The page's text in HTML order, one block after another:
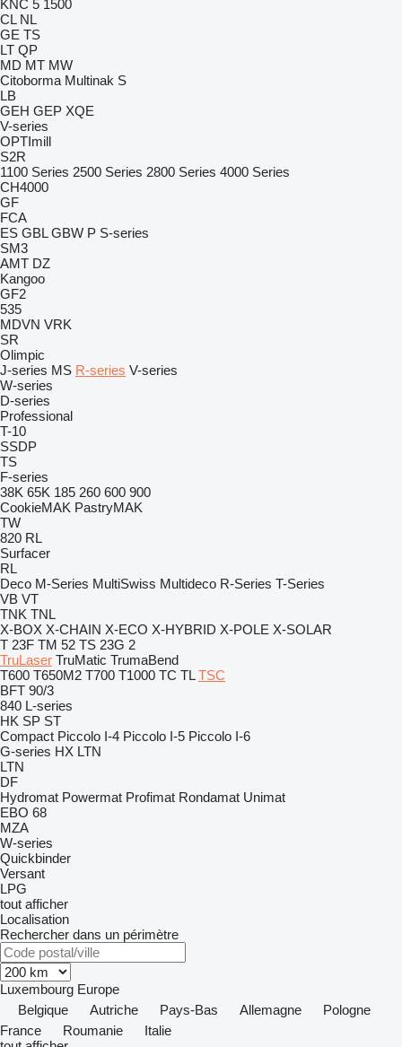
KNC 5 1500
CL NL
GE TS
LT QP
MD MT MW
Citoborma Multinak S
LB
GEH GEP XQE
V-series
OPTImill
S2R
1100 Series 2500 Series 2800 Series 4000 Series
CH4000
GF
FCA
ES GBL GBW P S-series
SM3
AMT DZ
Kangoo
GF2
535
MDVN VRK
SR
Olimpic
J-series MS R-series V-series
W-series
D-series
Professional
T-10
SSDP
TS
F-series
38K 65K 185 260 600 900
CookieMAK PastryMAK
TW
820 RL
Surfacer
RL
Deco M-Series MultiSwiss Multideco R-Series T-Series
VB VT
TNK TNL
X-BOX X-CHAIN X-ECO X-HYBRID X-POLE X-SOLAR
T 23F TM 52 TS 23G 2
TruLaser TruMatic TrumaBend
T600 T650M2 T700 T1000 TC TL TSC
BFT 90/3
840 L-series
HK SP ST
Compact Piccolo I-4 Piccolo I-5 Piccolo I-6
G-series HX LTN
LTN
DF
Hydromat Powermat Profimat Rondamat Unimat
EBO 68
MZA
W-series
Quickbinder
Versant
LPG
tout afficher
Localisation
Rechercher dans un périmètre
Luxembourg Europe
Belgique
Autriche Pays-Bas Allemagne
Pologne
France
Roumanie
Italie